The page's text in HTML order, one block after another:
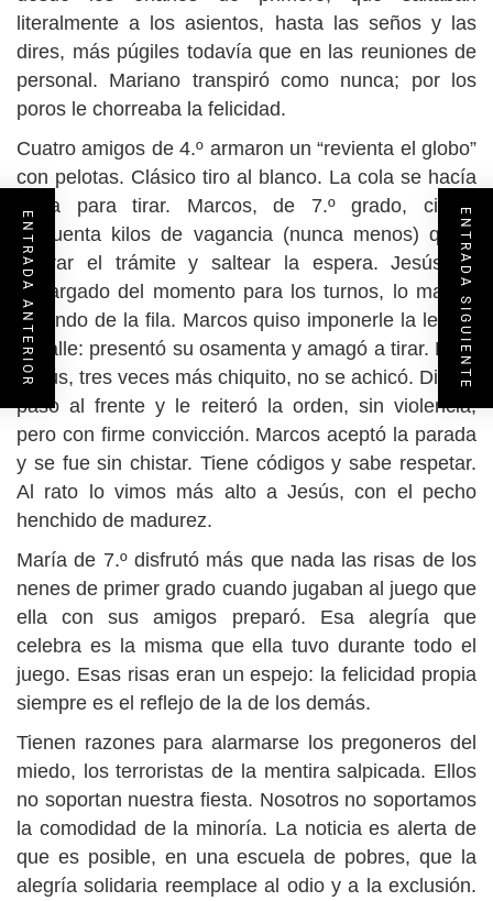
literalmente a los asientos, hasta las seños y las
dires, más púgiles todavía que en las reuniones de
personal. Mariano transpiró como nunca; por los
poros le chorreaba la felicidad.
Cuatro amigos de 4.º armaron un “revienta el globo”
con pelotas. Clásico tiro al blanco. La cola se hacía
larga para tirar. Marcos, de 7.º grado, ciento
cincuenta kilos de vagancia (nunca menos) quiso
apurar el trámite y saltear la espera. Jesús, el
encargado del momento para los turnos, lo mandó
al fondo de la fila. Marcos quiso imponerle la ley de
la calle: presentó su osamenta y amagó a tirar. Pero
Jesús, tres veces más chiquito, no se achicó. Dio un
paso al frente y le reiteró la orden, sin violencia,
pero con firme convicción. Marcos aceptó la parada
y se fue sin chistar. Tiene códigos y sabe respetar.
Al rato lo vimos más alto a Jesús, con el pecho
henchido de madurez.
María de 7.º disfrutó más que nada las risas de los
nenes de primer grado cuando jugaban al juego que
ella con sus amigos preparó. Esa alegría que
celebra es la misma que ella tuvo durante todo el
juego. Esas risas eran un espejo: la felicidad propia
siempre es el reflejo de la de los demás.
Tienen razones para alarmarse los pregoneros del
miedo, los terroristas de la mentira salpicada. Ellos
no soportan nuestra fiesta. Nosotros no soportamos
la comodidad de la minoría. La noticia es alerta de
que es posible, en una escuela de pobres, que la
alegría solidaria reemplace al odio y a la exclusión.
ENTRADA ANTERIOR ENTRADA SIGUIENTE